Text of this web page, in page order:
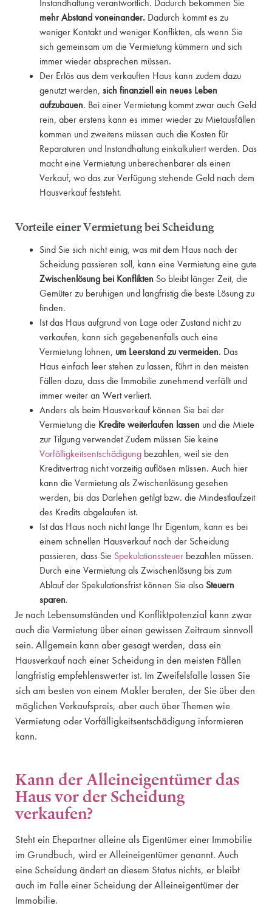
Instandhaltung verantwortlich. Dadurch bekommen Sie
mehr Abstand voneinander. Dadurch kommt es zu
weniger Kontakt und weniger Konflikten, als wenn Sie
sich gemeinsam um die Vermietung kümmern und sich
immer wieder absprechen müssen.
Der Erlös aus dem verkauften Haus kann zudem dazu
genutzt werden, sich finanziell ein neues Leben
aufzubauen. Bei einer Vermietung kommt zwar auch Geld
rein, aber erstens kann es immer wieder zu Mietausfällen
kommen und zweitens müssen auch die Kosten für
Reparaturen und Instandhaltung einkalkuliert werden. Das
macht eine Vermietung unberechenbarer als einen
Verkauf, wo das zur Verfügung stehende Geld nach dem
Hausverkauf feststeht.
Vorteile einer Vermietung bei Scheidung
Sind Sie sich nicht einig, was mit dem Haus nach der
Scheidung passieren soll, kann eine Vermietung eine gute
Zwischenlösung bei Konflikten So bleibt länger Zeit, die
Gemüter zu beruhigen und langfristig die beste Lösung zu
finden.
Ist das Haus aufgrund von Lage oder Zustand nicht zu
verkaufen, kann sich gegebenenfalls auch eine
Vermietung lohnen, um Leerstand zu vermeiden. Das
Haus einfach leer stehen zu lassen, führt in den meisten
Fällen dazu, dass die Immobilie zunehmend verfällt und
immer weiter an Wert verliert.
Anders als beim Hausverkauf können Sie bei der
Vermietung die Kredite weiterlaufen lassen und die Miete
zur Tilgung verwendet Zudem müssen Sie keine
Vorfälligkeitsentschädigung bezahlen, weil sie den
Kreditvertrag nicht vorzeitig auflösen müssen. Auch hier
kann die Vermietung als Zwischenlösung gesehen
werden, bis das Darlehen getilgt bzw. die Mindestlaufzeit
des Kredits abgelaufen ist.
Ist das Haus noch nicht lange Ihr Eigentum, kann es bei
einem schnellen Hausverkauf nach der Scheidung
passieren, dass Sie Spekulationssteuer bezahlen müssen.
Durch eine Vermietung als Zwischenlösung bis zum
Ablauf der Spekulationsfrist können Sie also Steuern
sparen.
Je nach Lebensumständen und Konfliktpotenzial kann zwar
auch die Vermietung über einen gewissen Zeitraum sinnvoll
sein. Allgemein kann aber gesagt werden, dass ein
Hausverkauf nach einer Scheidung in den meisten Fällen
langfristig empfehlenswerter ist. Im Zweifelsfalle lassen Sie
sich am besten von einem Makler beraten, der Sie über den
möglichen Verkaufspreis, aber auch über Themen wie
Vermietung oder Vorfälligkeitsentschädigung informieren
kann.
Kann der Alleineigentümer das
Haus vor der Scheidung
verkaufen?
Steht ein Ehepartner alleine als Eigentümer einer Immobilie
im Grundbuch, wird er Alleineigentümer genannt. Auch
eine Scheidung ändert an diesem Status nichts, er bleibt
auch im Falle einer Scheidung der Alleineigentümer der
Immobilie.